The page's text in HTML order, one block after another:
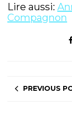
Lire aussi:
Compagnon
PREVIOUS